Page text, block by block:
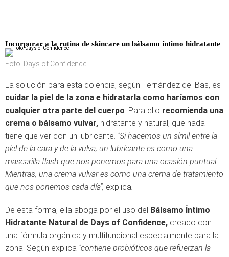
Incorporar a la rutina de skincare un bálsamo íntimo hidratante
Foto: Days of Confidence
La solución para esta dolencia, según Fernández del Bas, es
cuidar la piel de la zona e hidratarla como haríamos con
cualquier otra parte del cuerpo. Para ello recomienda una
crema o bálsamo vulvar, hidratante y natural, que nada
tiene que ver con un lubricante. "Si hacemos un símil entre la
piel de la cara y de la vulva, un lubricante es como una
mascarilla flash que nos ponemos para una ocasión puntual.
Mientras, una crema vulvar es como una crema de tratamiento
que nos ponemos cada día", explica.
De esta forma, ella aboga por el uso del Bálsamo Íntimo
Hidratante Natural de Days of Confidence, creado con
una fórmula orgánica y multifuncional especialmente para la
zona. Según explica "contiene probióticos que refuerzan la